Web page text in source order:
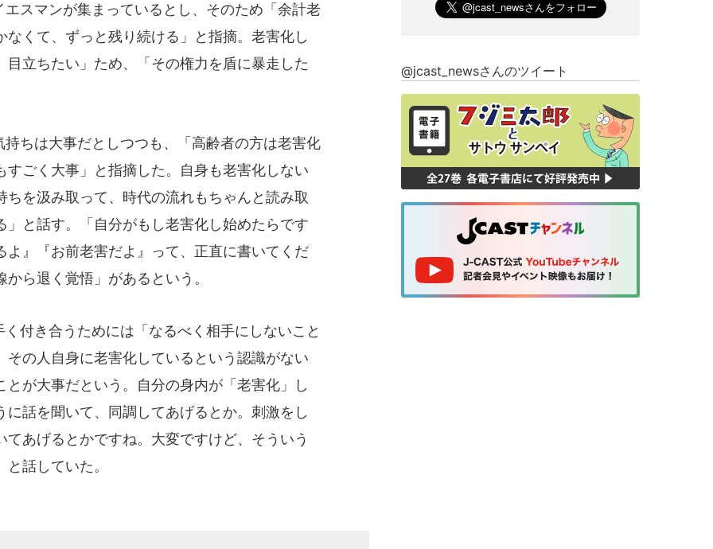
スマンが集まっているとし、そのため「余計老
くて、ずっと残り続ける」と指摘。老害化し
立ちたい」ため、「その権力を盾に暴走した
ちは大事だとしつつも、「高齢者の方は老害化
ごく大事」と指摘した。自身も老害化しない
を汲み取って、時代の流れもちゃんと読み取
と話す。「自分がもし老害化し始めたらです
』『お前老害だよ』って、正直に書いてくだ
ら退く覚悟」があるという。
付き合うためには「なるべく相手にしないこと
の人自身に老害化しているという認識がない
が大事だという。自分の身内が「老害化」し
話を聞いて、同調してあげるとか。刺激をし
あげるとかですね。大変ですけど、そういう
話していた。
@jcast_newsさんのツイート